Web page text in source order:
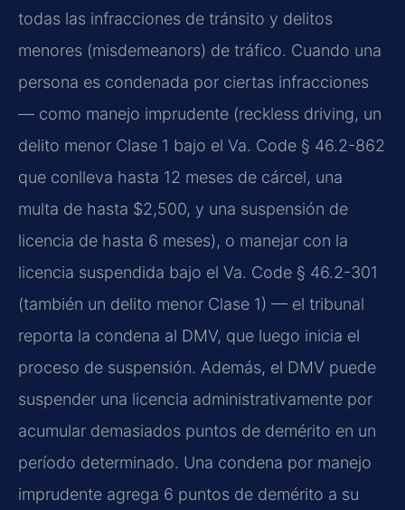
todas las infracciones de tránsito y delitos
menores (misdemeanors) de tráfico. Cuando una
persona es condenada por ciertas infracciones
— como manejo imprudente (reckless driving, un
delito menor Clase 1 bajo el Va. Code § 46.2-862
que conlleva hasta 12 meses de cárcel, una
multa de hasta $2,500, y una suspensión de
licencia de hasta 6 meses), o manejar con la
licencia suspendida bajo el Va. Code § 46.2-301
(también un delito menor Clase 1) — el tribunal
reporta la condena al DMV, que luego inicia el
proceso de suspensión. Además, el DMV puede
suspender una licencia administrativamente por
acumular demasiados puntos de demérito en un
período determinado. Una condena por manejo
imprudente agrega 6 puntos de demérito a su